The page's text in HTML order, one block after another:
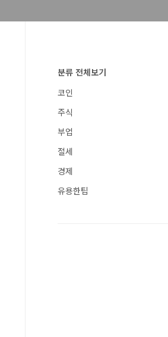
분류 전체보기
코인
주식
부업
절세
경제
유용한팁